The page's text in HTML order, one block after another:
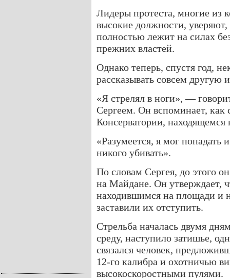
Лидеры протеста, многие из
высокие должности, уверяют,
полностью лежит на силах
прежних властей.
Однако теперь, спустя год,
рассказывать совсем другую
«Я стрелял в ноги», —
Сергеем. Он вспоминает, как
Консерватории,
«Разумеется, я мог попадать
никого убивать».
По словам Сергея, до этого
на Майдане. Он утверждает,
находившимся на площади и
заставили их отступить.
Стрельба началась двумя
среду, наступило затишье,
связался человек,
12-го калибра и охотничью
высокоскоростными пулями.